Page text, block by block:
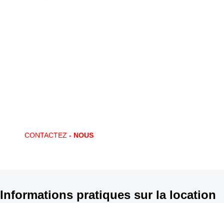
CONTACTEZ - NOUS
Informations pratiques sur la location